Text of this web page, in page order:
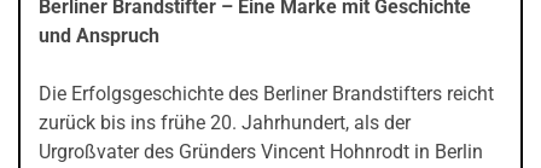
Berliner Brandstifter – Eine Marke mit Geschichte
und Anspruch
Die Erfolgsgeschichte des Berliner Brandstifters reicht
zurück bis ins frühe 20. Jahrhundert, als der
Urgroßvater des Gründers Vincent Hohnrodt in Berlin